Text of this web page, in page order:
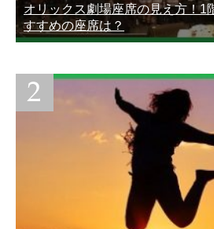
オリックス劇場座席の見え方！1
すすめの座席は？